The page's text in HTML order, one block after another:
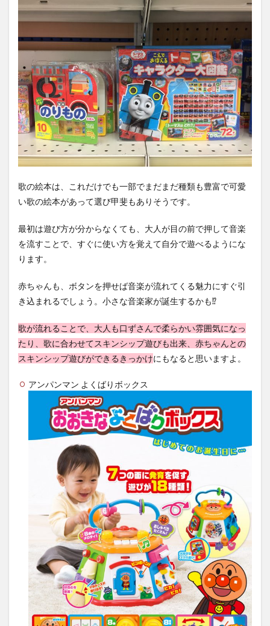
歌の絵本は、これだけでも一部でまだまだ種類も豊富で可愛
い歌の絵本があって選び甲斐もありそうです。
最初は遊び方が分からなくても、大人が目の前で押して音楽
を流すことで、すぐに使い方を覚えて自分で遊べるようにな
ります。
赤ちゃんも、ボタンを押せば音楽が流れてくる魅力にすぐ引
き込まれるでしょう。小さな音楽家が誕生するかも⁉︎
歌が流れることで、大人も口ずさんで柔らかい雰囲気になっ
たり、歌に合わせてスキンシップ遊びも出来、赤ちゃんとの
スキンシップ遊びができるきっかけにもなると思いますよ。
アンパンマン よくばりボックス